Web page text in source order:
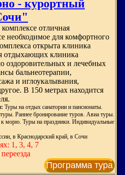
- курортный
отличная
необходимое для комфортного
открыта клиника
отдыхающих клиника
оздоровительных и лечебных
бальнеотерапии,
и иглоукалывания,
В 150 метрах находится
Туры на отдых санатории и пансионаты.
Раннее бронирование туров. Авиа туры.
морю. Туры на праздники. Индивидуальные
в Краснодарский край, в Сочи
1, 3, 4, 7
Программа тура